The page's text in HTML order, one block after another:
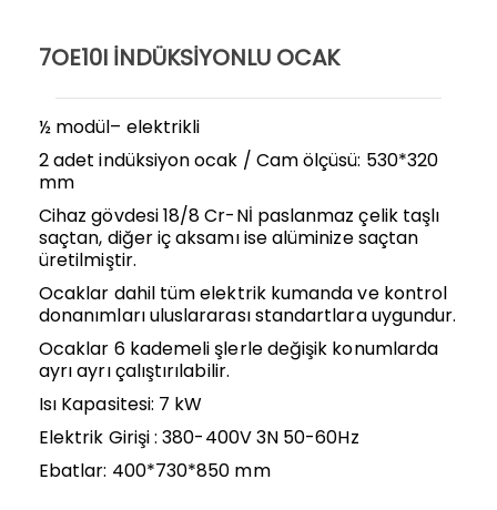
7OE10I İNDÜKSİYONLU OCAK
½ modül– elektrikli
2 adet indüksiyon ocak / Cam ölçüsü: 530*320
mm
Cihaz gövdesi 18/8 Cr-Nİ paslanmaz çelik taşlı
saçtan, diğer iç aksamı ise alüminize saçtan
üretilmiştir.
Ocaklar dahil tüm elektrik kumanda ve kontrol
donanımları uluslararası standartlara uygundur.
Ocaklar 6 kademeli şlerle değişik konumlarda
ayrı ayrı çalıştırılabilir.
Isı Kapasitesi: 7 kW
Elektrik Girişi : 380-400V 3N 50-60Hz
Ebatlar: 400*730*850 mm